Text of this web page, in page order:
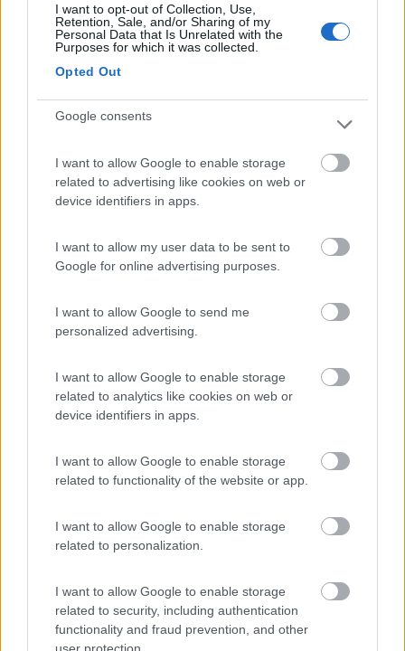
I want to opt-out of Collection, Use,
Retention, Sale, and/or Sharing of my
Personal Data that Is Unrelated with the
Purposes for which it was collected.
Opted Out
Google consents
I want to allow Google to enable storage
related to advertising like cookies on web or
device identifiers in apps.
I want to allow my user data to be sent to
Google for online advertising purposes.
I want to allow Google to send me
personalized advertising.
I want to allow Google to enable storage
related to analytics like cookies on web or
device identifiers in apps.
I want to allow Google to enable storage
related to functionality of the website or app.
I want to allow Google to enable storage
related to personalization.
I want to allow Google to enable storage
related to security, including authentication
functionality and fraud prevention, and other
user protection.
è lo stesso che uso per monitorare solo i consumi del frigo a
compressore quando và tramite inverter.
funziona e anche bene... ho fatto per un mese i confronti con 1
amperometro HT e i risultati si scostavano davvero di
Inserito il17/03/2018 alle:00:19:01
verso le bs; lo shunt è praticamente collegato in serie sul meno
che esce dal regolatore e va alla bs ma fin'ora non ho mai visto
segnare nulla parlo di corrente....
T i t a n
-
Sembra strano.sicuro di aver fatto i giusti colle gameti ? Anche
con le nuvole qualcosa deve produrre , prova ad accendere un
carico almeno 20-30 Watt se non leggi corrente prodotta dal
pigi975
196
Grazie ragazzi, devo verificare i collegamenti cmq sono sicuro
che lo shunt è collegato sul meno in serie al carico che in questo
errunc
5109